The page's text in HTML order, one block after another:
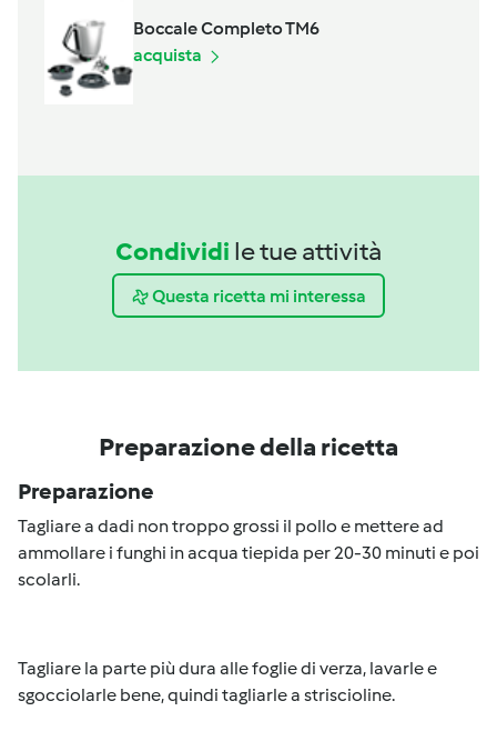
Boccale Completo TM6
acquista
Condividi le tue attività
Questa ricetta mi interessa
Preparazione della ricetta
Preparazione
Tagliare a dadi non troppo grossi il pollo e mettere ad
ammollare i funghi in acqua tiepida per 20-30 minuti e poi
scolarli.
Tagliare la parte più dura alle foglie di verza, lavarle e
sgocciolarle bene, quindi tagliarle a striscioline.